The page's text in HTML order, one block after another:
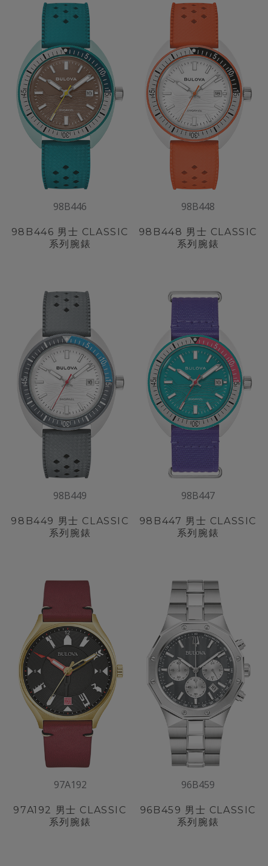
98B446
98B446 男士 CLASSIC
系列腕錶
98B448
98B448 男士 CLASSIC
系列腕錶
98B449
98B449 男士 CLASSIC
系列腕錶
98B447
98B447 男士 CLASSIC
系列腕錶
97A192
97A192
男士 CLASSIC
系列腕錶
96B459
96B459 男士 CLASSIC
系列腕錶